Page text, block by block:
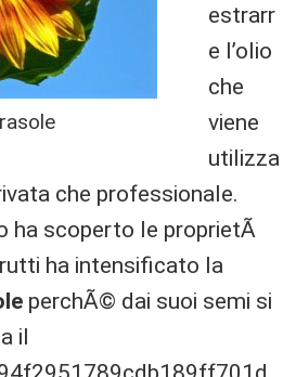
estrarr
e l’olio
che
viene
utilizza
che professionale.
ha scoperto le proprietÃ
ha intensificato la
perchÃ© dai suoi semi si
il